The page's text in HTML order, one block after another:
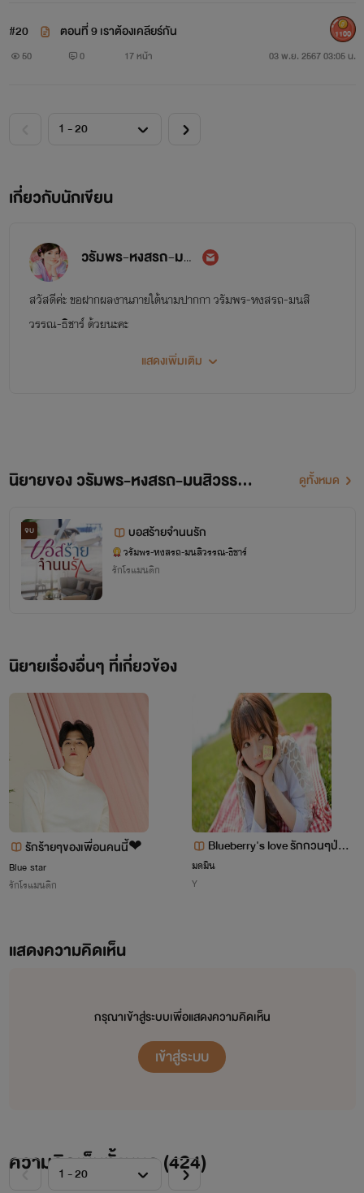
#20 ตอนที่ 9 เราต้องเคลียร์กัน
50 0 17 หน้า 03 พ.ย. 2567 03:05 น.
1100
เกี่ยวกับนักเขียน
วรัมพร-หงสรถ-มนสิวรรณ-ธิชาร์
สวัสดีค่ะ ขอฝากผลงานภายใต้นามปากกา วรัมพร-หงสรถ-มนสิ
วรรณ-ธิชาร์ ด้วยนะคะ
แสดงเพิ่มเติม
นิยายของ วรัมพร-หงสรถ-มนสิวรรณ-ธิชาร์ ดูทั้งหมด
จบ บอสร้ายจำนนรัก
วรัมพร-หงสรถ-มนสิวรรณ-ธิชาร์
รักโรแมนติก
นิยายเรื่องอื่นๆ ที่เกี่ยวข้อง
รักร้ายๆของเพื่อนคนนี้❤
Blue star
รักโรแมนติก
Blueberry's love รักกวนๆป่วน
หัวใจยัยบลูเบอร์รี่ !!
มดมิน
Y
แสดงความคิดเห็น
กรุณาเข้าสู่ระบบเพื่อแสดงความคิดเห็น
เข้าสู่ระบบ
ความคิดเห็นทั้งหมด (424)